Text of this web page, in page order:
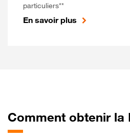
particuliers**
En savoir plus
Comment obtenir la